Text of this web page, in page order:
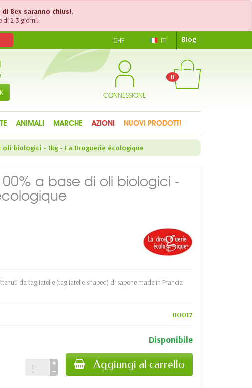
Bex saranno chiusi.
di 2-3 giorni.
CHF IT Blog
CONNESSIONE
0
ANIMALI MARCHE AZIONI NUOVI PRODOTTI
biologici - 1kg - La Droguerie écologique
a base di oli biologici -
da tagliatelle (tagliatelle-shaped) di sapone made in Francia
DO017
Disponibile
Aggiungi al carrello